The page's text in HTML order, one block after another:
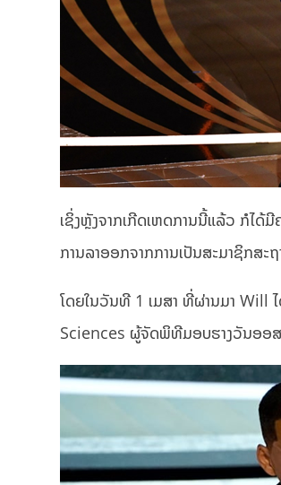
ເຊິ່ງຫຼັງຈາກເກີດເຫດການນີ້ແລ້ວ ກໍໄດ້
ການລາອອກຈາກການເປັນສະມາຊິກສ
ໂດຍໃນວັນທີ 1 ເມສາ ທີ່ຜ່ານມາ Will
Sciences ຜູ້ຈັດພິທີມອບຮາງວັນອອ